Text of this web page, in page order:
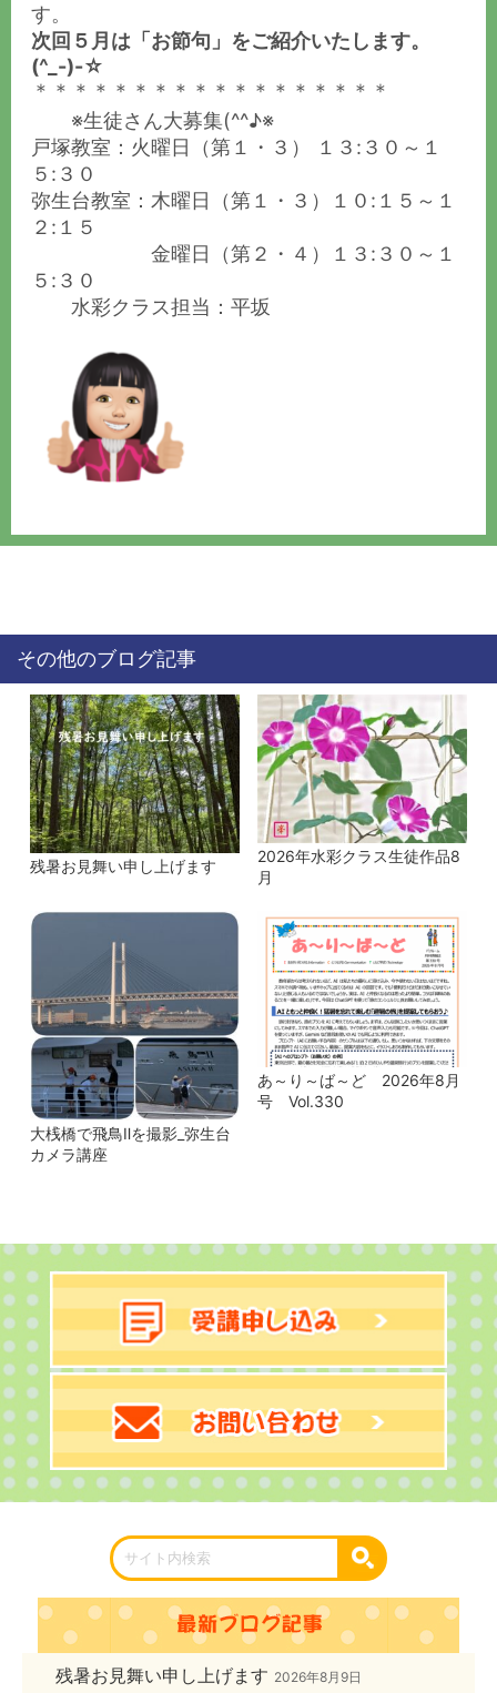
す。
次回５月は「お節句」をご紹介いたします。
(^_-)-☆
＊＊＊＊＊＊＊＊＊＊＊＊＊＊＊＊＊＊
※生徒さん大募集(^^♪※
戸塚教室：火曜日（第１・３） １３:３０～１
５:３０
弥生台教室：木曜日（第１・３）１０:１５～１
２:１５
金曜日（第２・４）１３:３０～１
５:３０
水彩クラス担当：平坂
その他のブログ記事
残暑お見舞い申し上げます
2026年水彩クラス生徒作品8
月
大桟橋で飛鳥Ⅱを撮影_弥生台
カメラ講座
あ～り～ば～ど 2026年8月
号 Vol.330
残暑お見舞い申し上げます 2026年8月9日